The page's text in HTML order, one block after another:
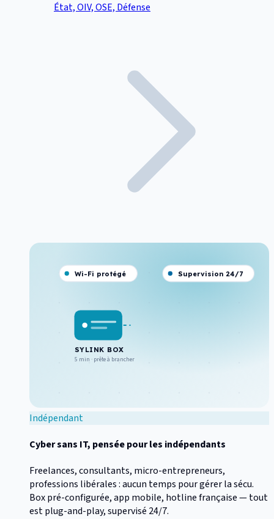
État, OIV, OSE, Défense
SYLINK BOX
5 min · prête à brancher
Wi-Fi protégé Supervision 24/7
Indépendant
Cyber sans IT, pensée pour les indépendants
Freelances, consultants, micro-entrepreneurs,
professions libérales : aucun temps pour gérer la sécu.
Box pré-configurée, app mobile, hotline française — tout
est plug-and-play, supervisé 24/7.